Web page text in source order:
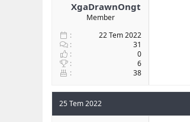
XgaDrawnOngt
Member
22 Tem 2022
31
0
6
38
25 Tem 2022